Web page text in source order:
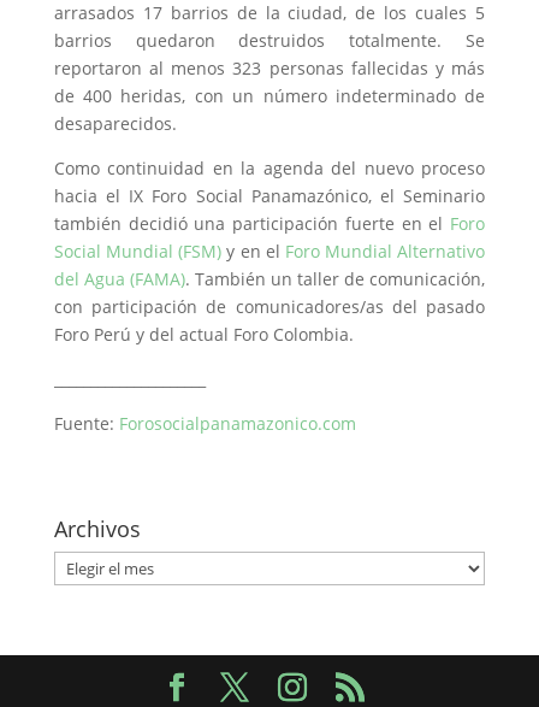
arrasados 17 barrios de la ciudad, de los cuales 5
barrios quedaron destruidos totalmente. Se
reportaron al menos 323 personas fallecidas y más
de 400 heridas, con un número indeterminado de
desaparecidos.
Como continuidad en la agenda del nuevo proceso
hacia el IX Foro Social Panamazónico, el Seminario
también decidió una participación fuerte en el Foro
Social Mundial (FSM) y en el Foro Mundial Alternativo
del Agua (FAMA). También un taller de comunicación,
con participación de comunicadores/as del pasado
Foro Perú y del actual Foro Colombia.
Fuente: Forosocialpanamazonico.com
Archivos
Archivos